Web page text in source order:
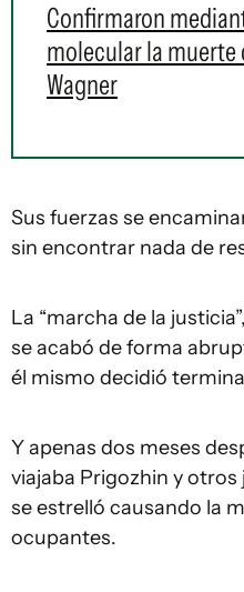
Confirmaron
molecular la muerte
Wagner
Sus fuerzas se
sin encontrar nada de
La “marcha de la
se acabó de forma
él mismo decidió
Y apenas dos meses
viajaba Prigozhin y
se estrelló causando la
ocupantes.